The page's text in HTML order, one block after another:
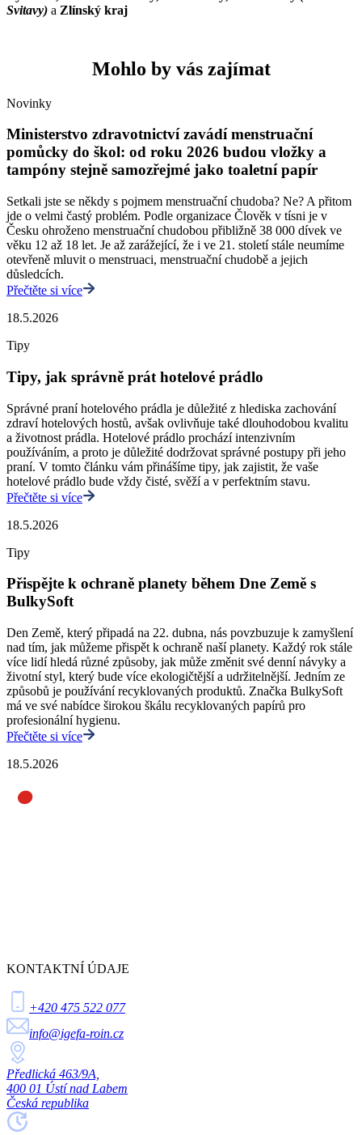
Svitavy) a Zlínský kraj
Mohlo by vás zajímat
Novinky
Ministerstvo zdravotnictví zavádí menstruační
pomůcky do škol: od roku 2026 budou vložky a
tampóny stejně samozřejmé jako toaletní papír
Setkali jste se někdy s pojmem menstruační chudoba? Ne? A přitom
jde o velmi častý problém. Podle organizace Člověk v tísni je v
Česku ohroženo menstruační chudobou přibližně 38 000 dívek ve
věku 12 až 18 let. Je až zarážející, že i ve 21. století stále neumíme
otevřeně mluvit o menstruaci, menstruační chudobě a jejich
důsledcích.
Přečtěte si více
18.5.2026
Tipy
Tipy, jak správně prát hotelové prádlo
Správné praní hotelového prádla je důležité z hlediska zachování
zdraví hotelových hostů, avšak ovlivňuje také dlouhodobou kvalitu
a životnost prádla. Hotelové prádlo prochází intenzivním
používáním, a proto je důležité dodržovat správné postupy při jeho
praní. V tomto článku vám přinášíme tipy, jak zajistit, že vaše
hotelové prádlo bude vždy čisté, svěží a v perfektním stavu.
Přečtěte si více
18.5.2026
Tipy
Přispějte k ochraně planety během Dne Země s
BulkySoft
Den Země, který připadá na 22. dubna, nás povzbuzuje k zamyšlení
nad tím, jak můžeme přispět k ochraně naší planety. Každý rok stále
více lidí hledá různé způsoby, jak může změnit své denní návyky a
životní styl, který bude více ekologičtější a udržitelnější. Jedním ze
způsobů je používání recyklovaných produktů. Značka BulkySoft
má ve své nabídce širokou škálu recyklovaných papírů pro
profesionální hygienu.
Přečtěte si více
18.5.2026
KONTAKTNÍ ÚDAJE
+420 475 522 077
info@igefa-roin.cz
Předlická 463/9A,
400 01 Ústí nad Labem
Česká republika